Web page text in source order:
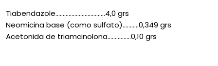
Tiabendazole…………………………….4,0 grs
Neomicina base (como sulfato)………..0,349 grs
Acetonida de triamcinolona…………….0,10 grs